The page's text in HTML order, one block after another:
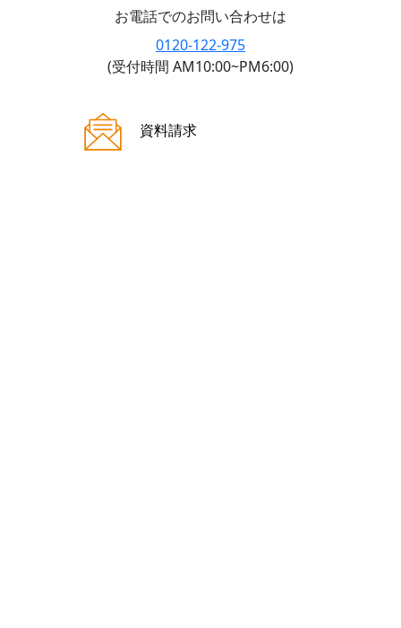
お電話でのお問い合わせは
0120-122-975
(受付時間 AM10:00~PM6:00)
資料請求